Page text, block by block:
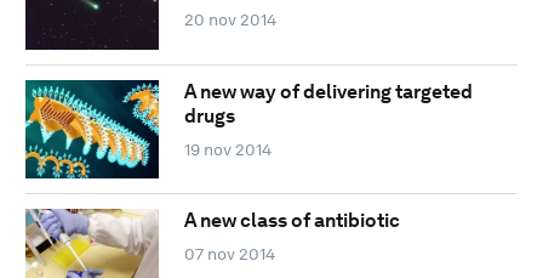
20 nov 2014
A new way of delivering targeted
drugs
19 nov 2014
A new class of antibiotic
07 nov 2014